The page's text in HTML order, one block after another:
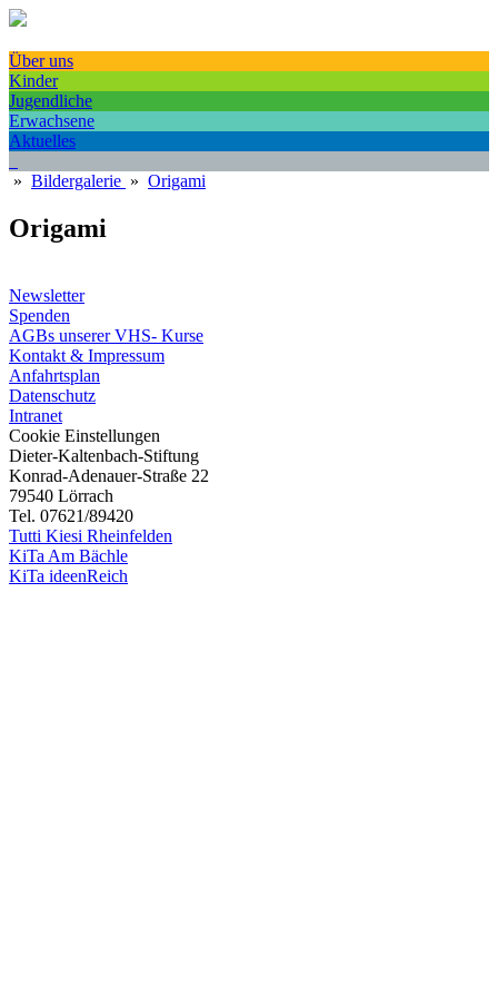
Über uns
Kinder
Jugendliche
Erwachsene
Aktuelles
» Bildergalerie » Origami
Origami
Newsletter
Spenden
AGBs unserer VHS- Kurse
Kontakt & Impressum
Anfahrtsplan
Datenschutz
Intranet
Cookie Einstellungen
Dieter-Kaltenbach-Stiftung
Konrad-Adenauer-Straße 22
79540 Lörrach
Tel. 07621/89420
Tutti Kiesi Rheinfelden
KiTa Am Bächle
KiTa ideenReich